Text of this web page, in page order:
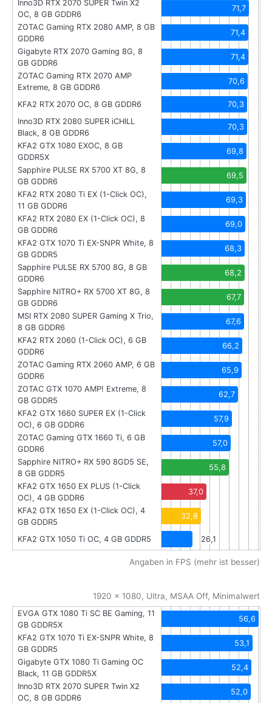
Inno3D RTX 2070 SUPER Twin X2
OC, 8 GB GDDR6
71,7
ZOTAC Gaming RTX 2080 AMP, 8 GB
GDDR6
71,4
Gigabyte RTX 2070 Gaming 8G, 8
GB GDDR6
71,4
ZOTAC Gaming RTX 2070 AMP
Extreme, 8 GB GDDR6
70,6
KFA2 RTX 2070 OC, 8 GB GDDR6
70,3
Inno3D RTX 2080 SUPER iCHILL
Black, 8 GB GDDR6
70,3
KFA2 GTX 1080 EXOC, 8 GB
GDDR5X
69,8
Sapphire PULSE RX 5700 XT 8G, 8
GB GDDR6
69,5
KFA2 RTX 2080 Ti EX (1-Click OC),
11 GB GDDR6
69,3
KFA2 RTX 2080 EX (1-Click OC), 8
GB GDDR6
69,0
KFA2 GTX 1070 Ti EX-SNPR White, 8
GB GDDR5
68,3
Sapphire PULSE RX 5700 8G, 8 GB
GDDR6
68,2
Sapphire NITRO+ RX 5700 XT 8G, 8
GB GDDR6
67,7
MSI RTX 2080 SUPER Gaming X Trio,
8 GB GDDR6
67,6
KFA2 RTX 2060 (1-Click OC), 6 GB
GDDR6
66,2
ZOTAC Gaming RTX 2060 AMP, 6 GB
GDDR6
65,9
ZOTAC GTX 1070 AMP! Extreme, 8
GB GDDR5
62,7
KFA2 GTX 1660 SUPER EX (1-Click
OC), 6 GB GDDR6
57,9
ZOTAC Gaming GTX 1660 Ti, 6 GB
GDDR6
57,0
Sapphire NITRO+ RX 590 8GD5 SE,
8 GB GDDR5
55,8
KFA2 GTX 1650 EX PLUS (1-Click
OC), 4 GB GDDR6
37,0
KFA2 GTX 1650 EX (1-Click OC), 4
GB GDDR5
32,8
KFA2 GTX 1050 Ti OC, 4 GB GDDR5 26,1
Angaben in FPS (mehr ist besser)
1920 x 1080, Ultra, MSAA Off, Minimalwert
EVGA GTX 1080 Ti SC BE Gaming, 11
GB GDDR5X
56,6
KFA2 GTX 1070 Ti EX-SNPR White, 8
GB GDDR5
53,1
Gigabyte GTX 1080 Ti Gaming OC
Black, 11 GB GDDR5X
52,4
Inno3D RTX 2070 SUPER Twin X2
OC, 8 GB GDDR6
52,0